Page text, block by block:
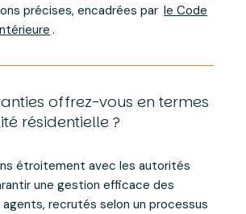
précises, encadrées par le Code
.
offrez-vous en termes
résidentielle ?
étroitement avec les autorités
une gestion efficace des
recrutés selon un processus